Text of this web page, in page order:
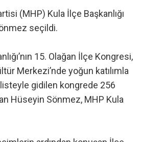
(MHP) Kula İlçe Başkanlığı
seçildi.
15. Olağan İlçe Kongresi,
Merkezi’nde yoğun katılımla
gidilen kongrede 256
Hüseyin Sönmez, MHP Kula